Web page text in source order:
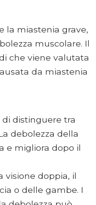
la miastenia grave,
muscolare. Il
che viene valutata
da miastenia
distinguere tra
debolezza della
e migliora dopo il
doppia, il
o delle gambe. I